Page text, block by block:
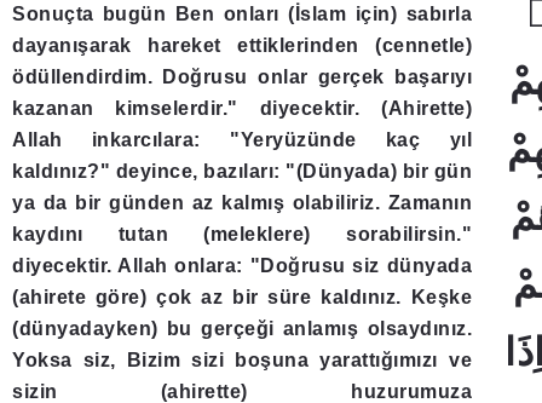
Sonuçta bugün Ben onları (İslam için) sabırla
dayanışarak hareket ettiklerinden (cennetle)
ödüllendirdim. Doğrusu onlar gerçek başarıyı
kazanan kimselerdir." diyecektir. (Ahirette)
Allah inkarcılara: "Yeryüzünde kaç yıl
kaldınız?" deyince, bazıları: "(Dünyada) bir gün
ya da bir günden az kalmış olabiliriz. Zamanın
kaydını tutan (meleklere) sorabilirsin."
diyecektir. Allah onlara: "Doğrusu siz dünyada
(ahirete göre) çok az bir süre kaldınız. Keşke
(dünyadayken) bu gerçeği anlamış olsaydınız.
Yoksa siz, Bizim sizi boşuna yarattığımızı ve
sizin (ahirette) huzurumuza